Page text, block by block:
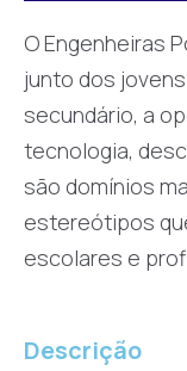
O Engenheiras
junto dos
secundário, a
tecnologia,
são domínios
estereótipos
escolares e
Descrição